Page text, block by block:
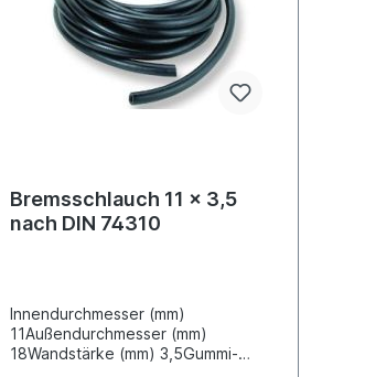
Bremsschlauch 11 x 3,5
nach DIN 74310
Innendurchmesser (mm)
11Außendurchmesser (mm)
18Wandstärke (mm) 3,5Gummi-